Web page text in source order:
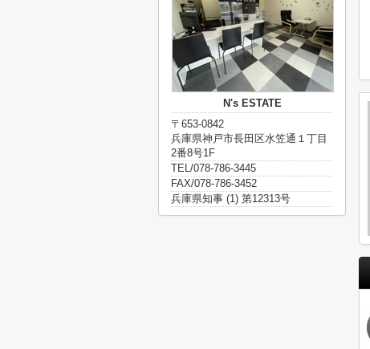
N's ESTATE
〒653-0842
兵庫県神戸市長田区水笠通１丁目
2番8号1F
TEL/078-786-3445
FAX/078-786-3452
兵庫県知事 (1) 第12313号